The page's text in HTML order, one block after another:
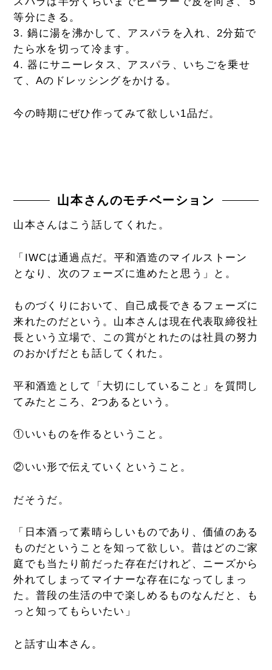
等分にきる。
3. 鍋に湯を沸かして、アスパラを入れ、2分茹で
たら水を切って冷ます。
4. 器にサニーレタス、アスパラ、いちごを乗せ
て、Aのドレッシングをかける。
今の時期にぜひ作ってみて欲しい1品だ。
山本さんのモチベーション
山本さんはこう話してくれた。
「IWCは通過点だ。平和酒造のマイルストーン
となり、次のフェーズに進めたと思う」と。
ものづくりにおいて、自己成長できるフェーズに
来れたのだという。山本さんは現在代表取締役社
長という立場で、この賞がとれたのは社員の努力
のおかげだとも話してくれた。
平和酒造として「大切にしていること」を質問し
てみたところ、2つあるという。
①いいものを作るということ。
②いい形で伝えていくということ。
だそうだ。
「日本酒って素晴らしいものであり、価値のある
ものだということを知って欲しい。昔はどのご家
庭でも当たり前だった存在だけれど、ニーズから
外れてしまってマイナーな存在になってしまっ
た。普段の生活の中で楽しめるものなんだと、も
っと知ってもらいたい」
と話す山本さん。